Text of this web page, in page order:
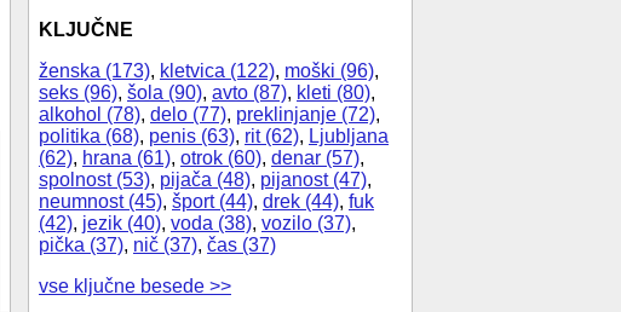
KLJUČNE
ženska (173), kletvica (122), moški (96),
seks (96), šola (90), avto (87), kleti (80),
alkohol (78), delo (77), preklinjanje (72),
politika (68), penis (63), rit (62), Ljubljana
(62), hrana (61), otrok (60), denar (57),
spolnost (53), pijača (48), pijanost (47),
neumnost (45), šport (44), drek (44), fuk
(42), jezik (40), voda (38), vozilo (37),
pička (37), nič (37), čas (37)
vse ključne besede >>